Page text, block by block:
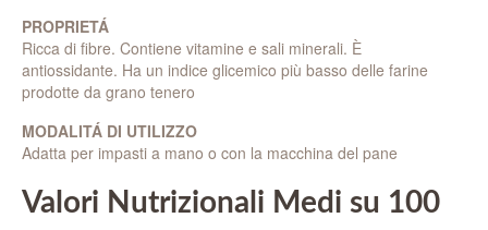
PROPRIETÁ
Ricca di fibre. Contiene vitamine e sali minerali. È
antiossidante. Ha un indice glicemico più basso delle farine
prodotte da grano tenero
MODALITÁ DI UTILIZZO
Adatta per impasti a mano o con la macchina del pane
Valori Nutrizionali Medi su 100